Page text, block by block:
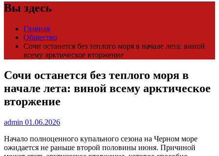
Вы здесь
Главная
Общество
Сочи останется без теплого моря в начале лета: виной
всему арктическое вторжение
Сочи останется без теплого моря в
начале лета: виной всему арктическое
вторжение
admin 01.06.2026
Начало полноценного купального сезона на Черном море
ожидается не раньше второй половины июня. Причиной